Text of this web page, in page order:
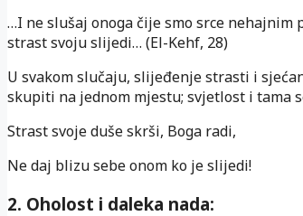
…I ne slušaj onoga čije smo srce nehajnim
strast svoju slijedi… (El-Kehf, 28)
U svakom slučaju, slijeđenje strasti i
skupiti na jednom mjestu; svjetlost i tama
Strast svoje duše skrši, Boga radi,
Ne daj blizu sebe onom ko je slijedi!
2. Oholost i daleka nada: